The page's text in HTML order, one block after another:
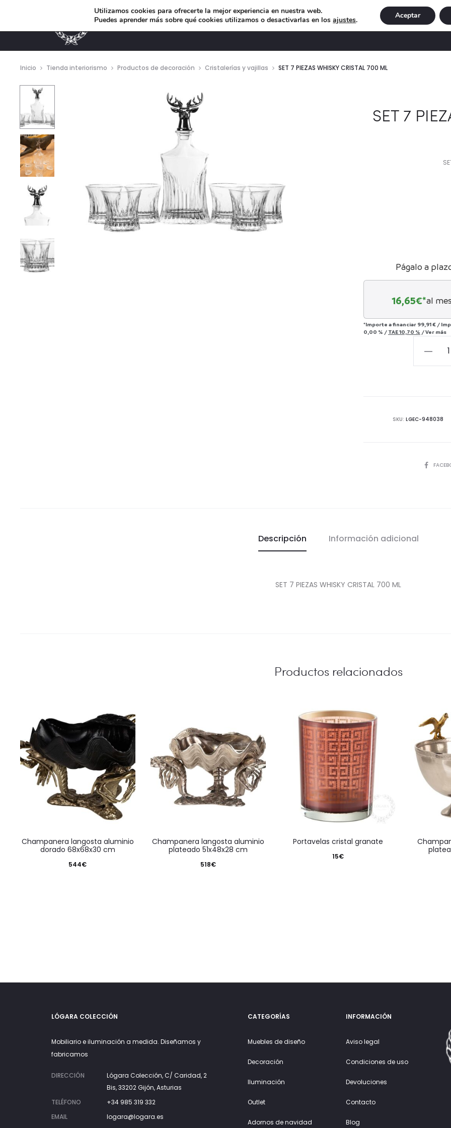
MUEBLES DE DISEÑO ILUMINACIÓN NAVIDAD
Inicio Tienda interiorismo Productos de decoración Cristalerías y vajillas SET 7 PIEZAS WHISKY CRISTAL 700 ML
SET 7
Págalo a
16,65€*al
*Importe a financiar 99,91 € /
0,00 % / TAE10,70 % /Ver más
700
SKU: LGEC-948038
Descripción Información adicional
SET 7 PIEZAS WHISKY CRISTAL 700 ML
Productos relacionados
champanera langosta aluminio
dorado 68x68x30 cm
544€
champanera langosta aluminio
plateado 51x48x28 cm
518€
portavelas cristal granate
15€
champanera aguila aluminio
LÓGARA COLECCIÓN
Mobiliario e iluminación a medida. Diseñamos y
fabricamos
DIRECCIÓN
Lógara Colección, C/ Caridad, 2
Bis, 33202 Gijón, Asturias
TELÉFONO
+34 985 319 332
EMAIL
logara@logara.es
CATEGORÍAS
Muebles de diseño
Decoración
Iluminación
Outlet
Adornos de navidad
INFORMACIÓN
Aviso legal
Condiciones de uso
Devoluciones
Contacto
Blog
Utilizamos cookies para ofrecerte la mejor experiencia en nuestra web.
Puedes aprender más sobre qué cookies utilizamos o desactivarlas en losajustes. Aceptar